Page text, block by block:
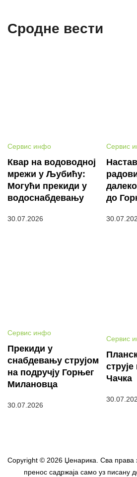
Сродне вести
Сервис инфо
Квар на водоводној
мрежи у Љубићу:
Могући прекиди у
водоснабдевању
30.07.2026
Сервис
до
Сервис инфо
Прекиди у
снабдевању струјом
на подручју Горњег
Милановца
30.07.2026
Сервис
Чачка
Copyright © 2026 Џенарика. Сва
пренос садржаја само уз писану